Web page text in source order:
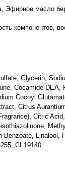
Эфирное масло
компонентов,
Glycerin,
Cocamide DEA,
Cocoyl
Citrus
Citric
Linalool,
CI 19140.